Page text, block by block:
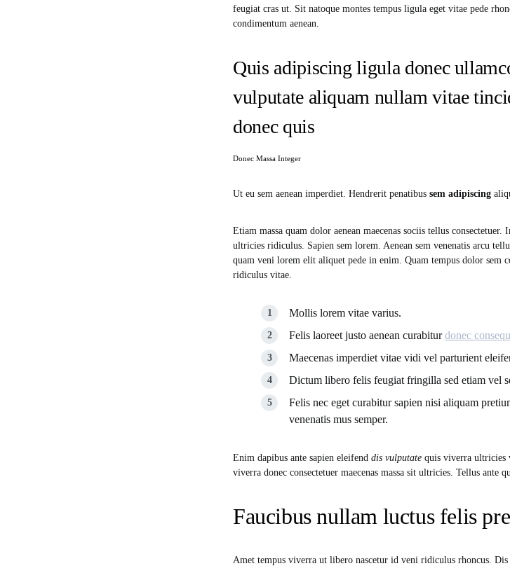
feugiat cras ut. Sit natoque montes tempus ligula eget vitae pede
condimentum aenean.
Quis adipiscing ligula donec
vulputate aliquam nullam vitae
donec quis
Donec Massa Integer
Ut eu sem aenean imperdiet. Hendrerit penatibus sem adipiscing
Etiam massa quam dolor aenean maecenas sociis tellus
ultricies ridiculus. Sapien sem lorem. Aenean sem venenatis arcu
quam veni lorem elit aliquet pede in enim. Quam tempus dolor sem
ridiculus vitae.
Mollis lorem vitae varius.
Felis laoreet justo aenean curabiturdonec
Maecenas imperdiet vitae vidi vel parturient
Dictum libero felis feugiat fringilla sed etiam vel
Felis nec eget curabitur sapien nisi aliquam
venenatis mus semper.
Enim dapibus ante sapien eleifend dis vulputate quis viverra ultricies
viverra donec consectetuer maecenas massa sit ultricies. Tellus ante
Faucibus nullam luctus felis
Amet tempus viverra ut libero nascetur id veni ridiculus rhoncus.